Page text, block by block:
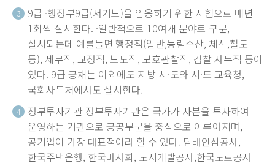
3
9급 ·행정부9급(서기보)을 임용하기 위한 시험으로 매년
1회씩 실시한다. ·일반적으로 10여개 분야로 구분,
실시되는데 예를들면 행정직(일반,농림수산, 체신,철도
등), 세무직, 교정직, 보도직, 보호관찰직, 검찰 사무직 등이
있다. 9급 공채는 이외에도 지방 시·도와 시·도 교육청,
국회사무처에서도 실시한다.
4
정부투자기관 정부투자기관은 국가가 자본을 투자하여
운영하는 기관으로 공공부문을 중심으로 이루어지며,
공기업이 가장 대표적이라 할 수 있다. 담배인삼공사,
한국주택은행, 한국마사회, 도시개발공사,한국도로공사